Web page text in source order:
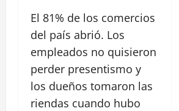
El 81% de los comercios
del país abrió. Los
empleados no quisieron
perder presentismo y
los dueños tomaron las
riendas cuando hubo